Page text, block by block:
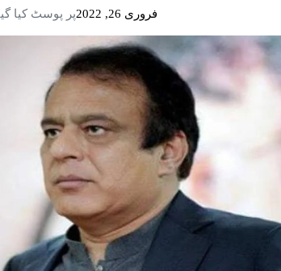
فروری 26, 2022 پر پوسٹ کیا